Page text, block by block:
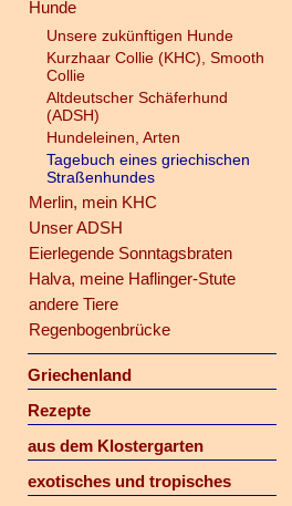
Hunde
Unsere zukünftigen Hunde
Kurzhaar Collie (KHC), Smooth
Collie
Altdeutscher Schäferhund
(ADSH)
Hundeleinen, Arten
Tagebuch eines griechischen
Straßenhundes
Merlin, mein KHC
Unser ADSH
Eierlegende Sonntagsbraten
Halva, meine Haflinger-Stute
andere Tiere
Regenbogenbrücke
Griechenland
Rezepte
aus dem Klostergarten
exotisches und tropisches